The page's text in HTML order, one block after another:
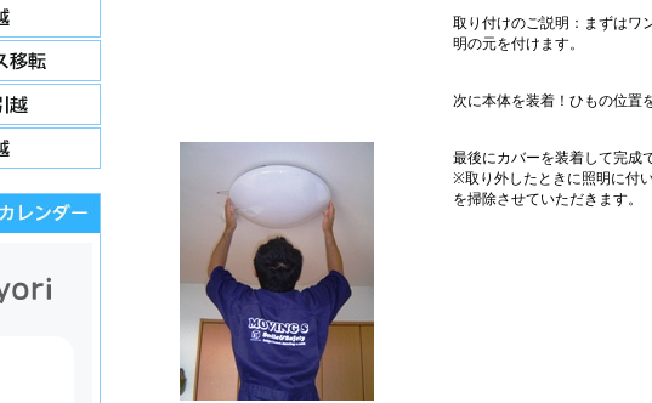
取り付けのご説明：まずはワ
明の元を付けます。
次に本体を装着！ひもの位置
最後にカバーを装着して完成
※取り外したときに照明に付
を掃除させていただきます。